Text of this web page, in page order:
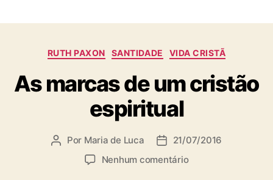
C
t
e
g
o
i
a
RUTH PAXON SANTIDADE VIDA CRISTÃ
As marcas de um cristão
espiritual
A Por Maria de Luca
D 21/07/2016
Nenhum comentárioe